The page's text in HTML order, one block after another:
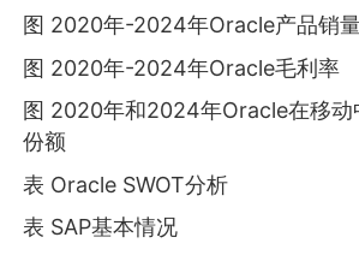
图 2020年-2024年Oracle产品销
图 2020年-2024年Oracle毛利率
图 2020年和2024年Oracle在移动
份额
表 Oracle SWOT分析
表 SAP基本情况